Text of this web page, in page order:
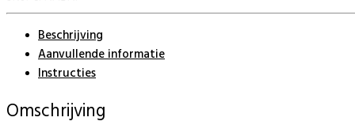
Beschrijving
Aanvullende informatie
Instructies
Omschrijving